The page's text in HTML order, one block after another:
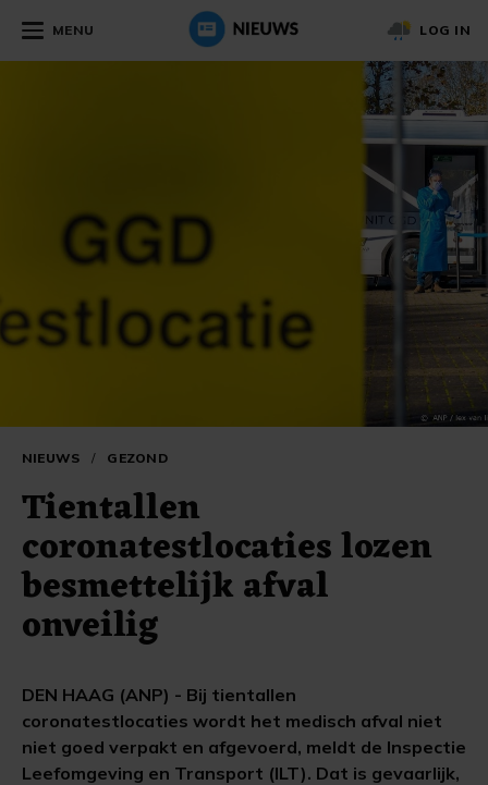
MENU LOG IN
NIEUWS / GEZOND
Tientallen
coronatestlocaties lozen
besmettelijk afval
onveilig
DEN HAAG (ANP) - Bij tientallen
coronatestlocaties wordt het medisch afval niet
niet goed verpakt en afgevoerd, meldt de Inspectie
Leefomgeving en Transport (ILT). Dat is gevaarlijk,